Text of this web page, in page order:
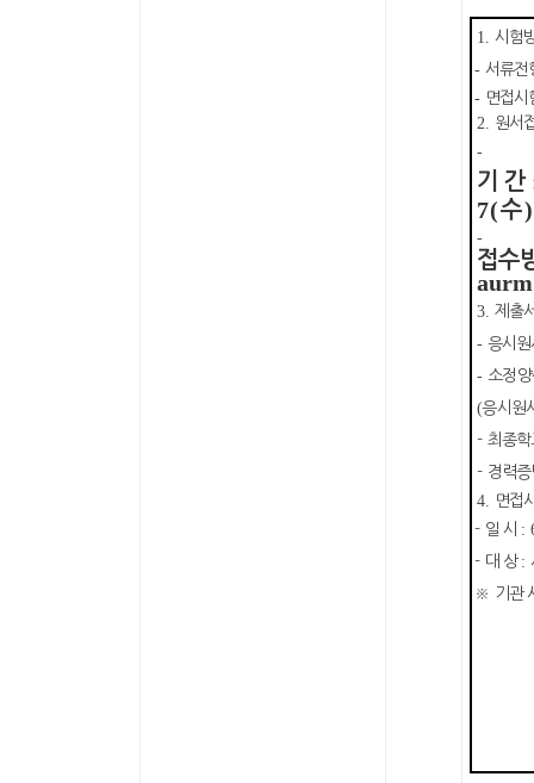
1. 시험
- 서류전
- 면접시
2. 원서
-
기 간
7(수
-
접수
3. 제출
- 응시
- 소정
(응시원
- 최종학
- 경력증
4. 면접
- 일 시 :
- 대 상 :
※ 기관